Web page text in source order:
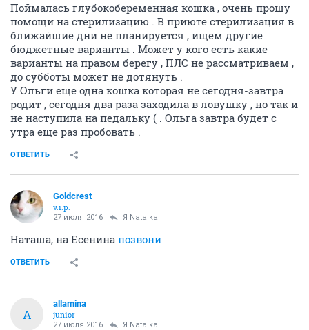
Поймалась глубокобеременная кошка , очень прошу
помощи на стерилизацию . В приюте стерилизация в
ближайшие дни не планируется , ищем другие
бюджетные варианты . Может у кого есть какие
варианты на правом берегу , ПЛС не рассматриваем ,
до субботы может не дотянуть .
У Ольги еще одна кошка которая не сегодня-завтра
родит , сегодня два раза заходила в ловушку , но так и
не наступила на педальку ( . Ольга завтра будет с
утра еще раз пробовать .
ОТВЕТИТЬ
Goldcrest
v.i.p.
27 июля 2016 Я Natalka
Наташа, на Есенина позвони
ОТВЕТИТЬ
A
allamina
junior
27 июля 2016 Я Natalka